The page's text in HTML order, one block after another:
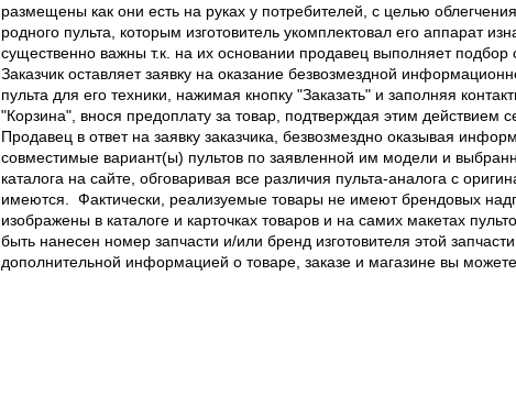
размещены как они есть на руках у потребителей, с целью
родного пульта, которым изготовитель укомплектовал его аппарат
существенно важны т.к. на их основании продавец выполняет подбор
Заказчик оставляет заявку на оказание безвозмездной
пульта для его техники, нажимая кнопку "Заказать" и заполняя
"Корзина", внося предоплату за товар, подтверждая этим действием
Продавец в ответ на заявку заказчика, безвозмездно оказывая
совместимые вариант(ы) пультов по заявленной им модели и
каталога на сайте, обговаривая все различия пульта-аналога с
имеются. Фактически, реализуемые товары не имеют брендовых
изображены в каталоге и карточках товаров и на самих макетах
быть нанесен номер запчасти и/или бренд изготовителя этой
дополнительной информацией о товаре, заказе и магазине вы